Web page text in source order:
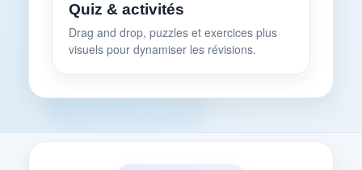
Quiz & activités
Drag and drop, puzzles et exercices plus
visuels pour dynamiser les révisions.